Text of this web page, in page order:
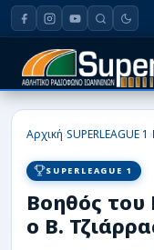
HOME
ΠΟΔΟΣΦΑΙΡΟ
ΜΠΑΣΚΕΤ
Αρχική›SUPERLEAGUE 1 ›
SUPERLEAGUE 1
Βοηθός
ο Β.